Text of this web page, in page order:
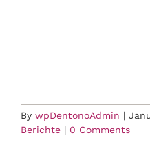
By wpDentonoAdmin |
Berichte | 0 Comments